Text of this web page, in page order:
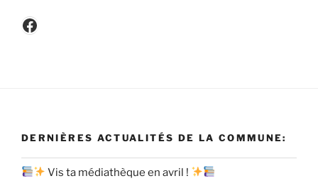
Facebook
DERNIÈRES ACTUALITÉS DE LA COMMUNE:
Vis ta médiathèque en avril !